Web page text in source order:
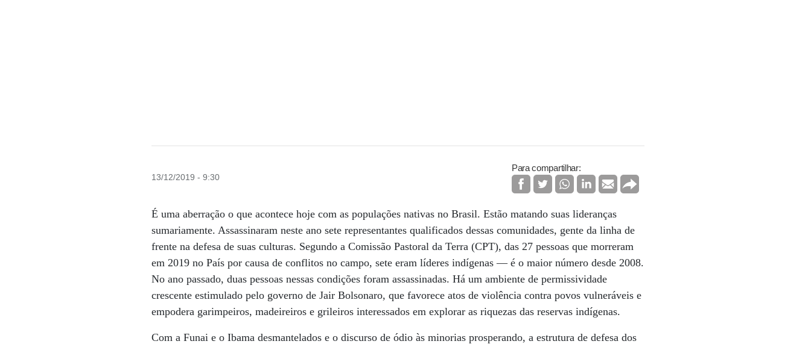
13/12/2019 - 9:30
Para compartilhar:
É uma aberração o que acontece hoje com as populações nativas no Brasil. Estão matando suas lideranças
sumariamente. Assassinaram neste ano sete representantes qualificados dessas comunidades, gente da linha de
frente na defesa de suas culturas. Segundo a Comissão Pastoral da Terra (CPT), das 27 pessoas que morreram
em 2019 no País por causa de conflitos no campo, sete eram líderes indígenas — é o maior número desde 2008.
No ano passado, duas pessoas nessas condições foram assassinadas. Há um ambiente de permissividade
crescente estimulado pelo governo de Jair Bolsonaro, que favorece atos de violência contra povos vulneráveis e
empodera garimpeiros, madeireiros e grileiros interessados em explorar as riquezas das reservas indígenas.
Com a Funai e o Ibama desmantelados e o discurso de ódio às minorias prosperando, a estrutura de defesa dos